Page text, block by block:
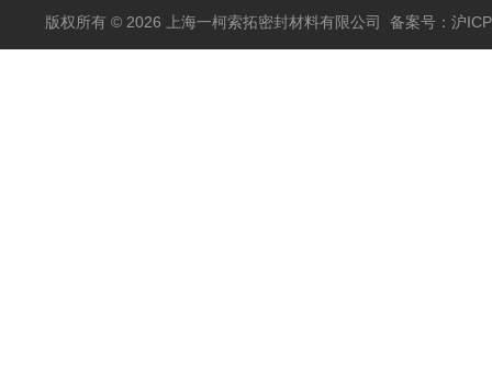
版权所有 © 2026 上海一柯索拓密封材料有限公司 备案号：沪